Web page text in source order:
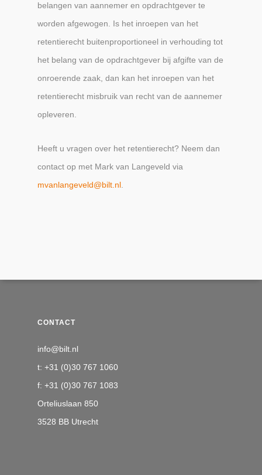
belangen van aannemer en opdrachtgever te
worden afgewogen. Is het inroepen van het
retentierecht buitenproportioneel in verhouding tot
het belang van de opdrachtgever bij afgifte van de
onroerende zaak, dan kan het inroepen van het
retentierecht misbruik van recht van de aannemer
opleveren.
Heeft u vragen over het retentierecht? Neem dan
contact op met Mark van Langeveld via
mvanlangeveld@bilt.nl
CONTACT
info@bilt.nl
t: +31 (0)30 767 1060
f: +31 (0)30 767 1083
Orteliuslaan 850
3528 BB Utrecht